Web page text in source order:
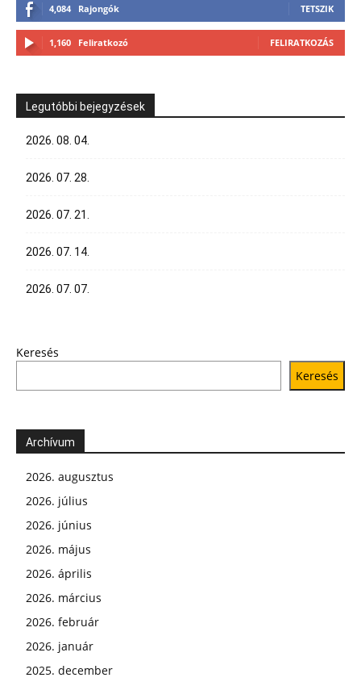
4,084 Rajongók TETSZIK
1,160 Feliratkozó FELIRATKOZÁS
Legutóbbi bejegyzések
2026. 08. 04.
2026. 07. 28.
2026. 07. 21.
2026. 07. 14.
2026. 07. 07.
Keresés
Keresés
Archívum
2026. augusztus
2026. július
2026. június
2026. május
2026. április
2026. március
2026. február
2026. január
2025. december